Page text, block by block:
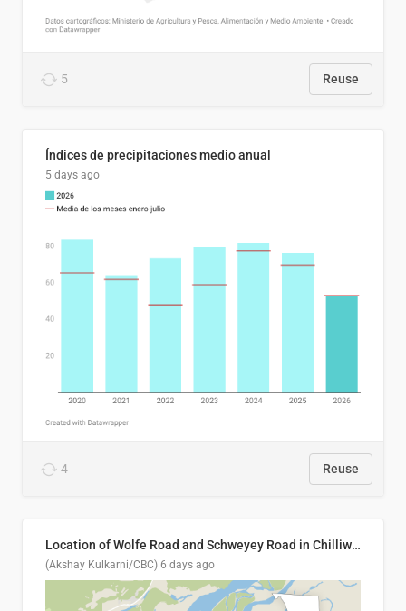
5 Reuse
Índices de precipitaciones medio anual
5 days ago
4 Reuse
Location of Wolfe Road and Schweyey Road in Chilliwack, B.C.
(Akshay Kulkarni/CBC) 6 days ago